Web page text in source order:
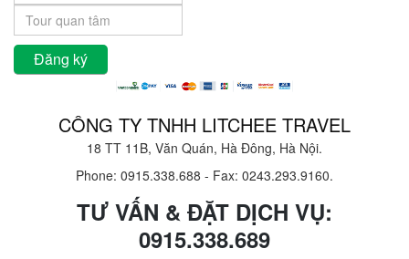
CÔNG TY TNHH LITCHEE TRAVEL
18 TT 11B, Văn Quán, Hà Đông, Hà Nội.
Phone: 0915.338.688 - Fax: 0243.293.9160.
TƯ VẤN & ĐẶT DỊCH VỤ:
0915.338.689